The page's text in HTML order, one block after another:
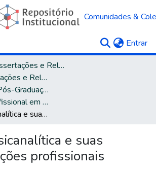
Comunidades &
Entrar
Teses, Dissertações e Relatórios
Teses, Dissertações e Relatórios defendidos na UCS
Programa de Pós-Graduação em Psicologia
Mestrado Profissional em Psicologia
A clínica psicanalítica e suas representações profissionais
e suas
profissionais